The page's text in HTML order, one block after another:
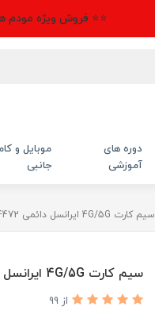
⭐⭐ فروش ویژه مودم
دوره های
آموزشی
موبایل و
جانبی
سیم کارت 4G/5G ایرانسل دائمی 09038544472
سیم کارت 4G/5G ایرانسل دائمی 09038544472
از 99